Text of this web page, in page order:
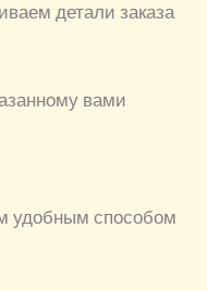
детали заказа
вами
удобным способом